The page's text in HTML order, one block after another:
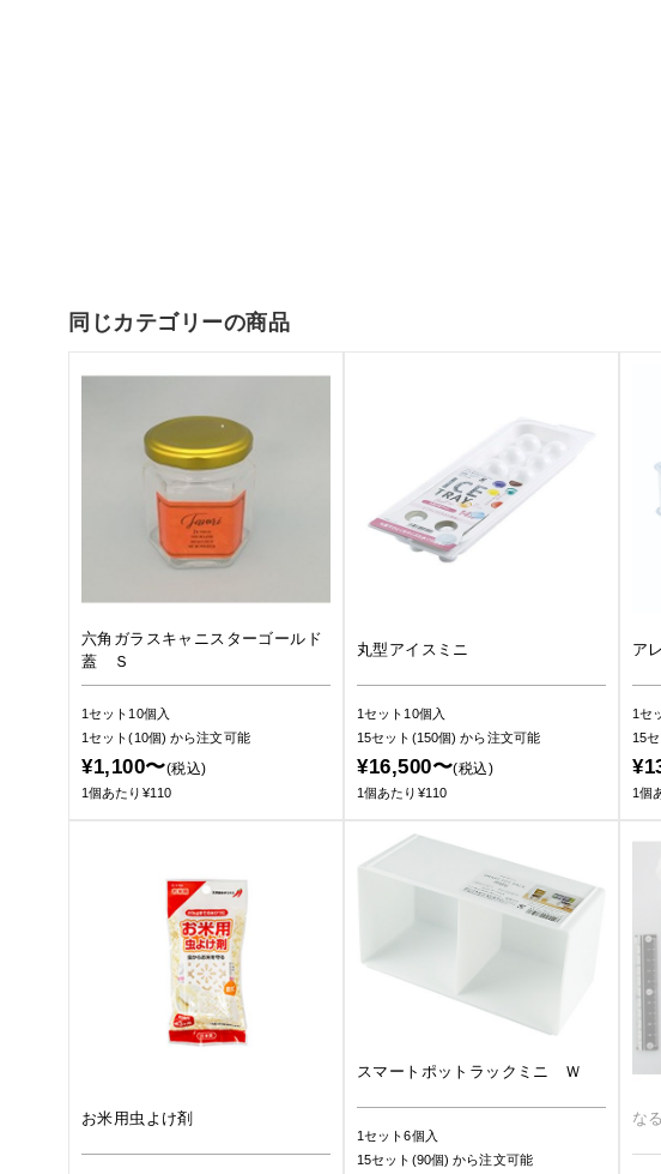
同じカテゴリーの商品
六角ガラスキャニスターゴールド
蓋 Ｓ
1セット10個入
1セット(10個)から注文可能
¥1,100〜(税込)
1個あたり¥110
丸型アイスミニ
1セット10個入
15セット(150個)から注文可能
¥16,500〜(税込)
1個あたり¥110
ア
1セ
15
1個
お米用虫よけ剤
スマートポットラックミニ Ｗ
1セット6個入
15セット(90個)から注文可能
な